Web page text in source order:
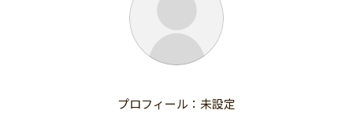
支援金額が多い
支援人数が多い
終了日が近い
国際協力
終了日が近い
カテゴリーからさがす
医療・福祉
子ども・教育
人権・マイノリティ
プロフィール：未設定